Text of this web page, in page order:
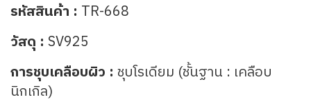
รหัสสินค้า : TR-668
วัสดุ : SV925
การชุบเคลือบผิว : ชุบโรเดียม (ชั้นฐาน : เคลือบ
นิกเกิล)